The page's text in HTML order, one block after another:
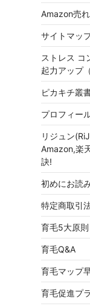
Amazon売
サイトマッ
ストレス コ
起力アップ
ピカキチ叢
プロフィー
リジュン
Amazon,楽
訣!
初めにお読
特定商取引
育毛5大原
育毛Q&A
育毛マップ
育毛促進プ